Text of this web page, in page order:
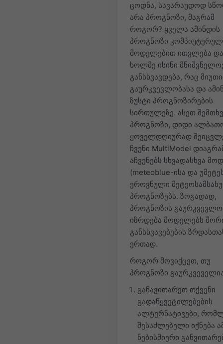
ცოდნა, სავარაუდოდ
არა პროგნოზი, მაგრამ
როგორ? ყველა ამინდის
პროგნოზი
მოდელებით ითვლება და
ხოლმე ისინი
განსხვავდება, რაც
გაურკვევლობასა და
ზუსტი პროგნოზირების
სირთულეზე. ასეთ
პროგნოზი, დიდი
ყოველდღიურად
ჩვენი MultiModel
აჩვენებს სხვადასხვა
(meteoblue-ისა და
ეროვნული
პროგნოზებს. ზოგადად,
პროგნოზის
იზრდება მოდელებს
განსხვავებების
ერთად.
როგორ მოვიქცეთ, თუ
პროგნოზი
განავითარეთ თქვენი
გადაწყვეტილებების
ალტერნატივები,
შესაძლებელი იქნება
ნებისმიერი